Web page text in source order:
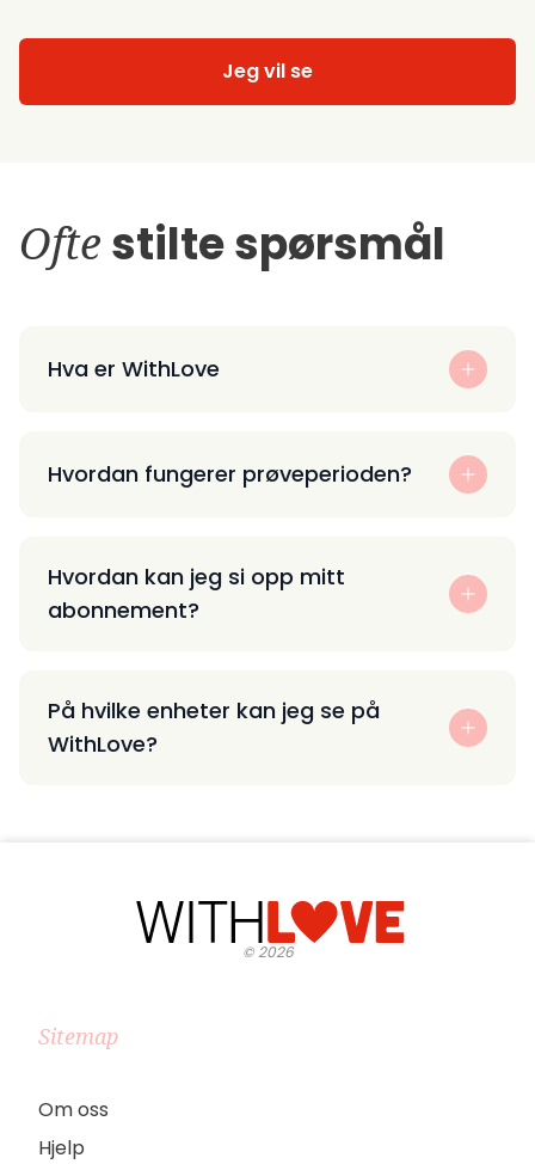
Jeg vil se
Ofte stilte spørsmål
Hva er WithLove
Hvordan fungerer prøveperioden?
Hvordan kan jeg si opp mitt
abonnement?
På hvilke enheter kan jeg se på
WithLove?
©2026
Sitemap
Om oss
Hjelp